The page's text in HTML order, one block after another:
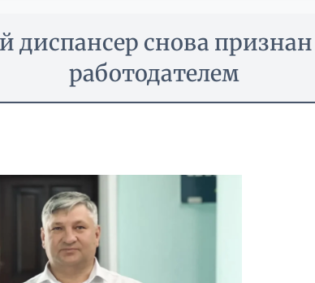
диспансер снова
работодателем